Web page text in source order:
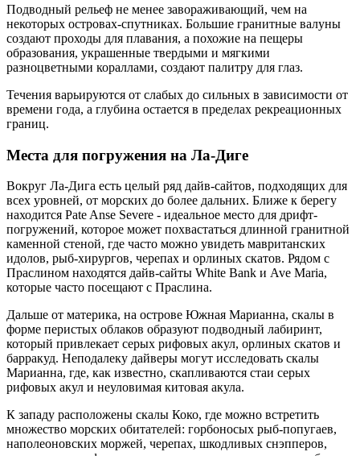
Подводный рельеф не менее завораживающий, чем на
некоторых островах-спутниках. Большие гранитные валуны
создают проходы для плавания, а похожие на пещеры
образования, украшенные твердыми и мягкими
разноцветными кораллами, создают палитру для глаз.
Течения варьируются от слабых до сильных в зависимости от
времени года, а глубина остается в пределах рекреационных
границ.
Места для погружения на Ла-Диге
Вокруг Ла-Дига есть целый ряд дайв-сайтов, подходящих для
всех уровней, от морских до более дальних. Ближе к берегу
находится Pate Anse Severe - идеальное место для дрифт-
погружений, которое может похвастаться длинной гранитной
каменной стеной, где часто можно увидеть мавританских
идолов, рыб-хирургов, черепах и орлиных скатов. Рядом с
Праслином находятся дайв-сайты White Bank и Ave Maria,
которые часто посещают с Праслина.
Дальше от материка, на острове Южная Марианна, скалы в
форме перистых облаков образуют подводный лабиринт,
который привлекает серых рифовых акул, орлиных скатов и
барракуд. Неподалеку дайверы могут исследовать скалы
Марианна, где, как известно, скапливаются стаи серых
рифовых акул и неуловимая китовая акула.
К западу расположены скалы Коко, где можно встретить
множество морских обитателей: горбоносых рыб-попугаев,
наполеоновских моржей, черепах, шкодливых снэпперов,